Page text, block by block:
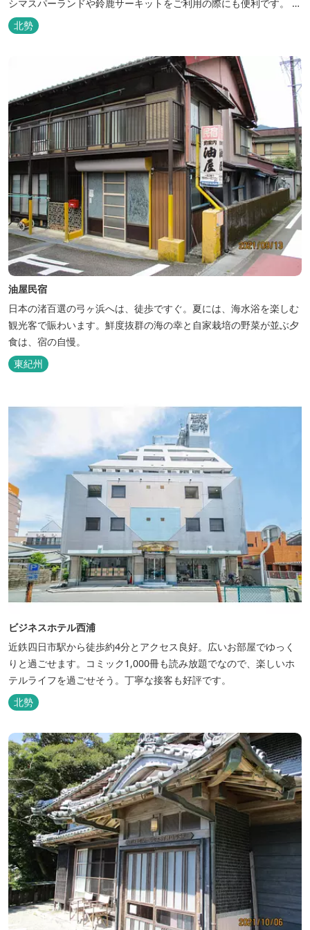
シマスパーランドや鈴鹿サーキットをご利用の際にも便利です。 和
食、イタリアン、中華と多彩な三重の味をどうぞお楽しみくださ
い。近鉄四日市駅から徒歩３分と、公共交通機関でのお越しにも大
北勢
油屋民宿
日本の渚百選の弓ヶ浜へは、徒歩ですぐ。夏には、海水浴を楽しむ
観光客で賑わいます。鮮度抜群の海の幸と自家栽培の野菜が並ぶ夕
食は、宿の自慢。
東紀州
ビジネスホテル西浦
近鉄四日市駅から徒歩約4分とアクセス良好。広いお部屋でゆっく
りと過ごせます。コミック1,000冊も読み放題でなので、楽しいホ
テルライフを過ごせそう。丁寧な接客も好評です。
北勢